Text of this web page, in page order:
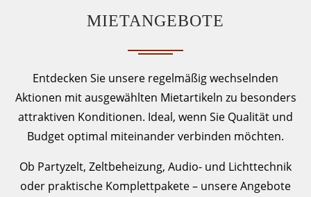
MIETANGEBOTE
Entdecken Sie unsere regelmäßig wechselnden
Aktionen mit ausgewählten Mietartikeln zu besonders
attraktiven Konditionen. Ideal, wenn Sie Qualität und
Budget optimal miteinander verbinden möchten.
Ob Partyzelt, Zeltbeheizung, Audio- und Lichttechnik
oder praktische Komplettpakete – unsere Angebote